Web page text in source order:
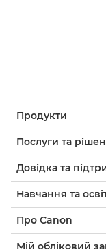
Продукти
Послуги та
Довідка та
Навчання та
Про Canon
Мій обліковий